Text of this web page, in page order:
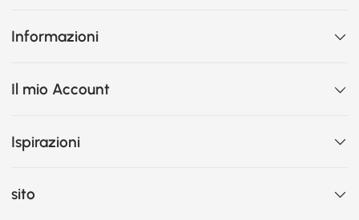
Informazioni
Il mio Account
Ispirazioni
sito